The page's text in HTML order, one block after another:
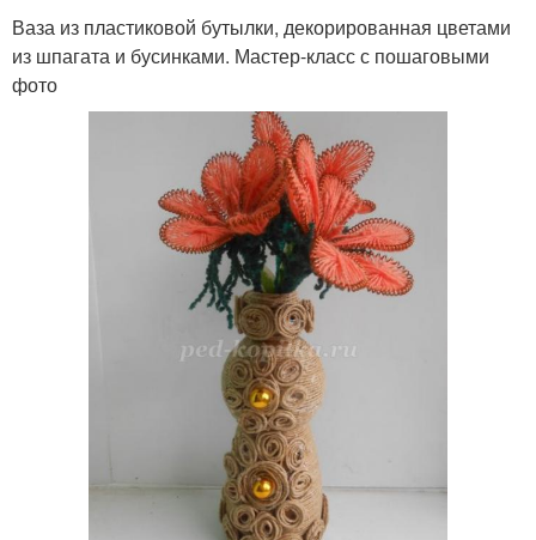
Ваза из пластиковой бутылки, декорированная цветами
из шпагата и бусинками. Мастер-класс с пошаговыми
фото